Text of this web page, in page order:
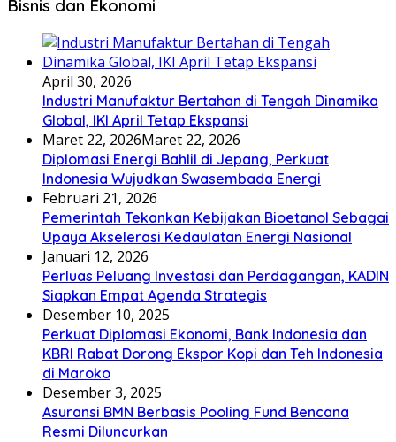
Bisnis dan Ekonomi
April 30, 2026
Industri Manufaktur Bertahan di Tengah Dinamika
Global, IKI April Tetap Ekspansi
Maret 22, 2026Maret 22, 2026
Diplomasi Energi Bahlil di Jepang, Perkuat
Indonesia Wujudkan Swasembada Energi
Februari 21, 2026
Pemerintah Tekankan Kebijakan Bioetanol Sebagai
Upaya Akselerasi Kedaulatan Energi Nasional
Januari 12, 2026
Perluas Peluang Investasi dan Perdagangan, KADIN
Siapkan Empat Agenda Strategis
Desember 10, 2025
Perkuat Diplomasi Ekonomi, Bank Indonesia dan
KBRI Rabat Dorong Ekspor Kopi dan Teh Indonesia
di Maroko
Desember 3, 2025
Asuransi BMN Berbasis Pooling Fund Bencana
Resmi Diluncurkan